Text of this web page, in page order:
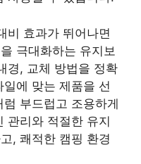
비 효과가 뛰어나면
극대화하는 유지보
경, 교체 방법을 정확
에 맞는 제품을 선
부드럽고 조용하게
관리와 적절한 유지
, 쾌적한 캠핑 환경